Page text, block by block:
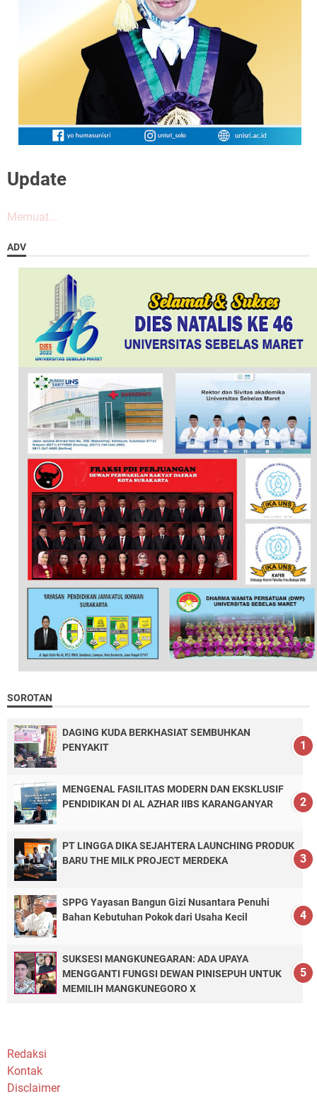
Update
Memuat...
ADV
SOROTAN
DAGING KUDA BERKHASIAT SEMBUHKAN
PENYAKIT
MENGENAL FASILITAS MODERN DAN EKSKLUSIF
PENDIDIKAN DI AL AZHAR IIBS KARANGANYAR
PT LINGGA DIKA SEJAHTERA LAUNCHING PRODUK
BARU THE MILK PROJECT MERDEKA
SPPG Yayasan Bangun Gizi Nusantara Penuhi
Bahan Kebutuhan Pokok dari Usaha Kecil
SUKSESI MANGKUNEGARAN: ADA UPAYA
MENGGANTI FUNGSI DEWAN PINISEPUH UNTUK
MEMILIH MANGKUNEGORO X
Redaksi
Kontak
Disclaimer